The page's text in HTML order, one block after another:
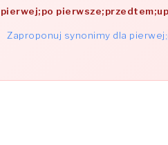
pierwej;po
Zaproponuj synonimy dla